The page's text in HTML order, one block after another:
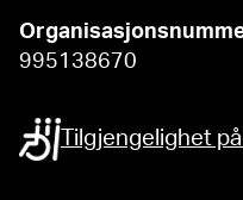
995138670
Tilgjengelighet